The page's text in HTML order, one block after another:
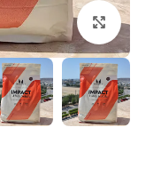
بزرگنمایی تصویر